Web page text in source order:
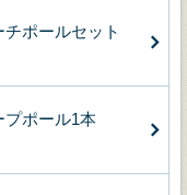
ポールセット
プポール1本